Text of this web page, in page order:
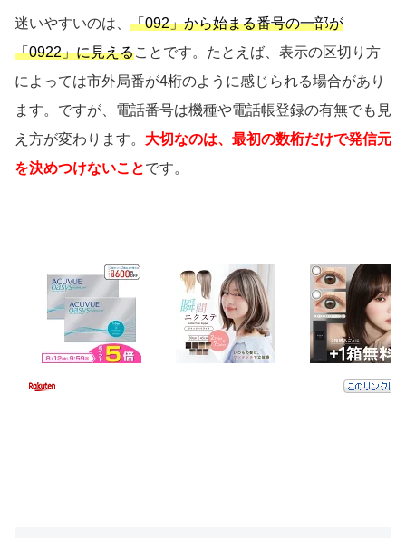
迷いやすいのは、 「092」から始まる番号の一部が
「0922」に見えることです。たとえば、表示の区切り方
によっては市外局番が4桁のように感じられる場合があり
ます。ですが、電話番号は機種や電話帳登録の有無でも見
え方が変わります。 大切なのは、最初の数桁だけで発信元
を決めつけないことです。